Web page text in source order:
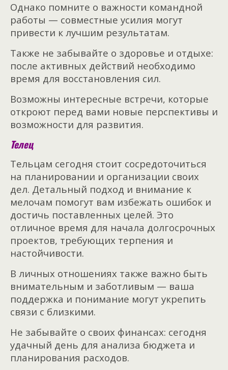
Однако помните о важности командной
работы — совместные усилия могут
привести к лучшим результатам.
Также не забывайте о здоровье и отдыхе:
после активных действий необходимо
время для восстановления сил.
Возможны интересные встречи, которые
откроют перед вами новые перспективы и
возможности для развития.
Телец
Тельцам сегодня стоит сосредоточиться
на планировании и организации своих
дел. Детальный подход и внимание к
мелочам помогут вам избежать ошибок и
достичь поставленных целей. Это
отличное время для начала долгосрочных
проектов, требующих терпения и
настойчивости.
В личных отношениях также важно быть
внимательным и заботливым — ваша
поддержка и понимание могут укрепить
связи с близкими.
Не забывайте о своих финансах: сегодня
удачный день для анализа бюджета и
планирования расходов.